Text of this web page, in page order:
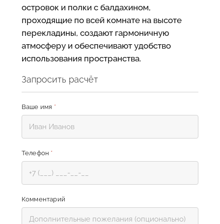
островок и полки с балдахином,
проходящие по всей комнате на высоте
перекладины, создают гармоничную
атмосферу и обеспечивают удобство
использования пространства.
Запросить расчёт
Ваше имя *
Телефон *
Комментарий